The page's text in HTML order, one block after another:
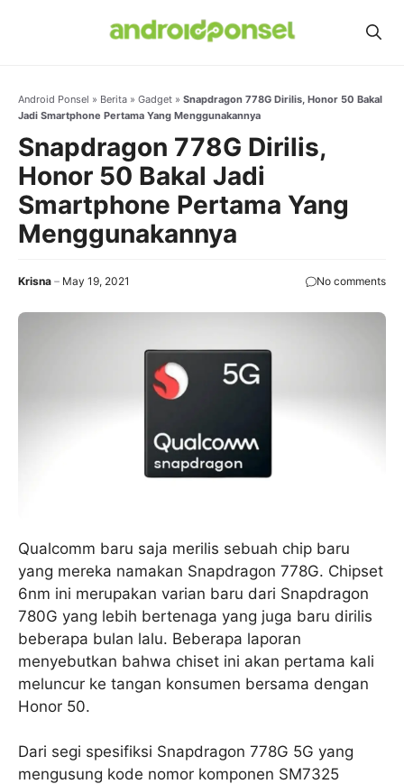
Android Ponsel » Berita » Gadget » Snapdragon 778G Dirilis, Honor 50 Bakal
Jadi Smartphone Pertama Yang Menggunakannya
Snapdragon 778G Dirilis,
Honor 50 Bakal Jadi
Smartphone Pertama Yang
Menggunakannya
Krisna May 19, 2021 No comments
Qualcomm baru saja merilis sebuah chip baru
yang mereka namakan Snapdragon 778G. Chipset
6nm ini merupakan varian baru dari Snapdragon
780G yang lebih bertenaga yang juga baru dirilis
beberapa bulan lalu. Beberapa laporan
menyebutkan bahwa chiset ini akan pertama kali
meluncur ke tangan konsumen bersama dengan
Honor 50.
Dari segi spesifiksi Snapdragon 778G 5G yang
mengusung kode nomor komponen SM7325